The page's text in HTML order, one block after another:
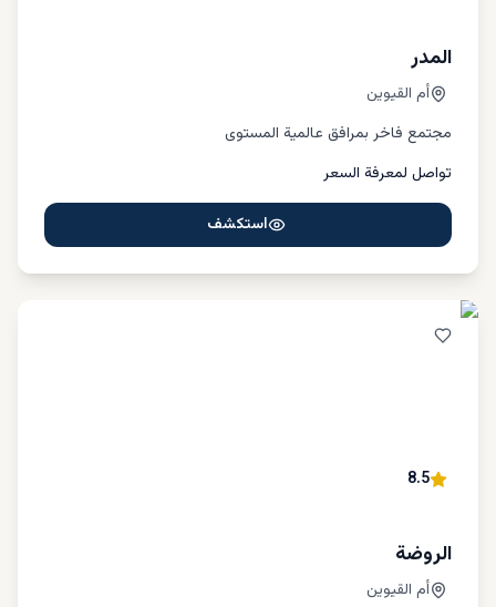
المدر
أم القيوين
مجتمع فاخر بمرافق عالمية المستوى
تواصل لمعرفة السعر
استكشف
8.5
الروضة
أم القيوين